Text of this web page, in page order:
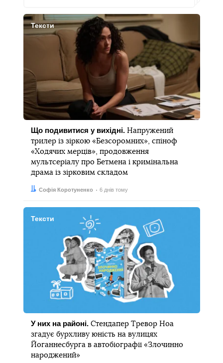
Тексти
Що подивитися у вихідні. Напружений
трилер із зіркою «Безсоромних», спіноф
«Ходячих мерців», продовження
мультсеріалу про Бетмена і кримінальна
драма із зірковим складом
Автор:
Софія Коротуненко
Дата: 6 днів тому
Тексти
У них на районі.Стендапер Тревор Ноа
згадує бурхливу юність на вулицях
Йоганнесбурга в автобіографії «Злочинно
народжений»